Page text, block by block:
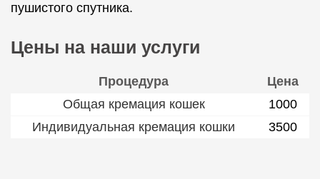
пушистого спутника.
Цены на наши услуги
Процедура
Цена
Общая кремация кошек
1000
Индивидуальная кремация кошки
3500